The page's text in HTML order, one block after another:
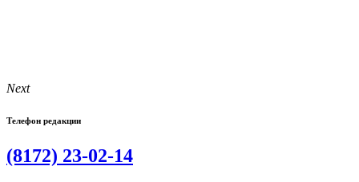
Next
Телефон редакции
(8172) 23-02-14